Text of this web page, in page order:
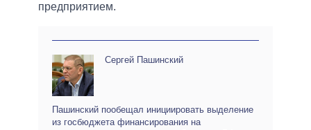
предприятием.
Сергей Пашинский
Пашинский пообещал инициировать выделение
из госбюджета финансирования на